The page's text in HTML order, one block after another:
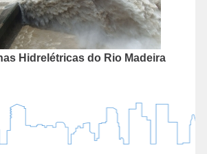
Hidrelétricas do Rio Madeira